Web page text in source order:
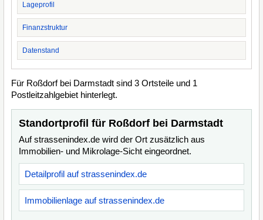
Lageprofil
Finanzstruktur
Datenstand
Für Roßdorf bei Darmstadt sind 3 Ortsteile und 1
Postleitzahlgebiet hinterlegt.
Standortprofil für Roßdorf bei Darmstadt
Auf strassenindex.de wird der Ort zusätzlich aus
Immobilien- und Mikrolage-Sicht eingeordnet.
Detailprofil auf strassenindex.de
Immobilienlage auf strassenindex.de